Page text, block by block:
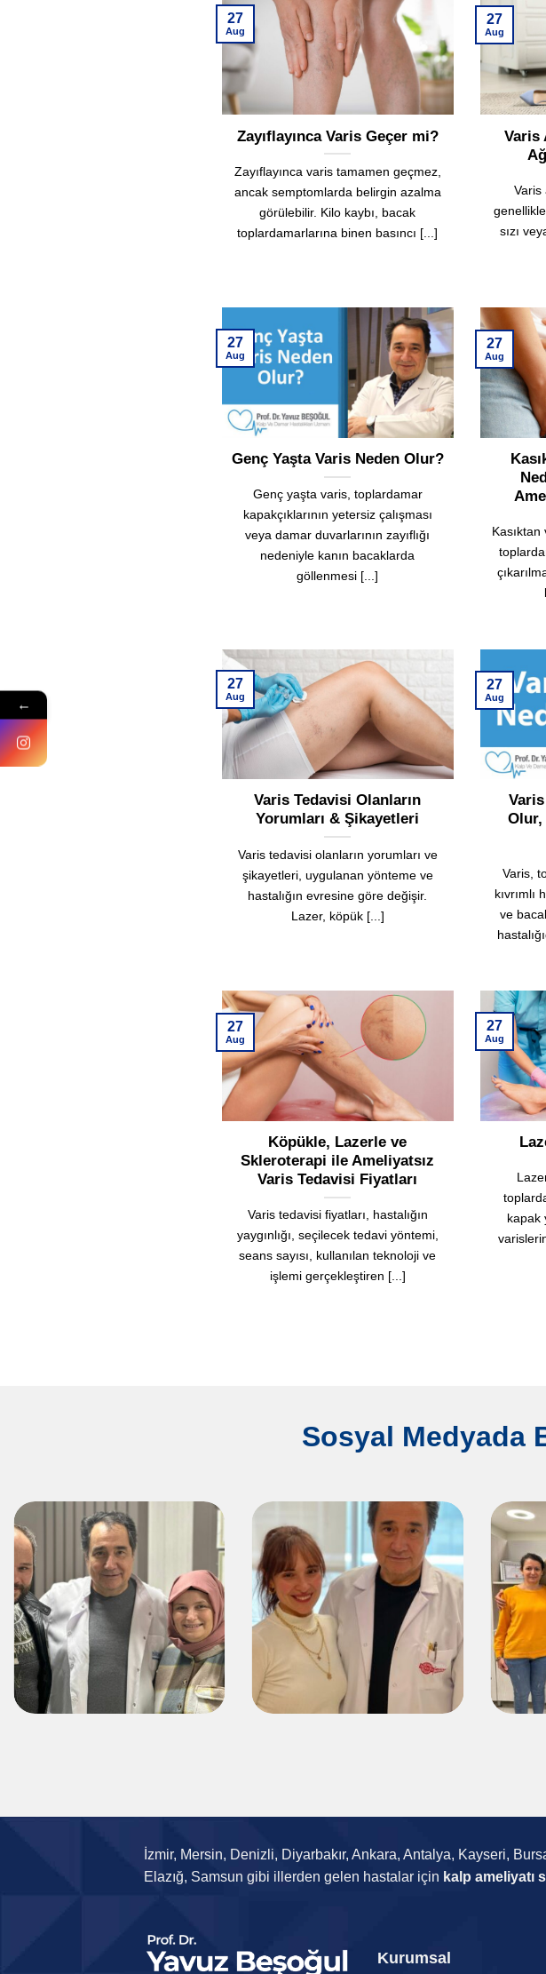
Zayıflayınca Varis Geçer mi?
Zayıflayınca varis tamamen geçmez,
ancak semptomlarda belirgin azalma
görülebilir. Kilo kaybı, bacak
toplardamarlarına binen basıncı [...]
27
Aug
Varis
Varis
sızı
27
Aug
Genç Yaşta Varis Neden Olur?
Genç yaşta varis, toplardamar
kapakçıklarının yetersiz çalışması
veya damar duvarlarının zayıflığı
nedeniyle kanın bacaklarda
göllenmesi [...]
27
Aug
27
Aug
Varis Tedavisi Olanların
Yorumları & Şikayetleri
Varis tedavisi olanların yorumları ve
şikayetleri, uygulanan yönteme ve
hastalığın evresine göre değişir.
Lazer, köpük [...]
27
Aug
Olur,
Varis,
ve
27
Aug
Köpükle, Lazerle ve
Skleroterapi ile Ameliyatsız
Varis Tedavisi Fiyatları
Varis tedavisi fiyatları, hastalığın
yaygınlığı, seçilecek tedavi yöntemi,
seans sayısı, kullanılan teknoloji ve
işlemi gerçekleştiren [...]
27
Aug
kapak
27
Aug
Sosyal Medyada
İzmir, Mersin, Denizli, Diyarbakır, Ankara, Antalya, Kayseri,
Elazığ, Samsun gibi illerden gelen hastalar için kalp ameliyatı
Kurumsal
←